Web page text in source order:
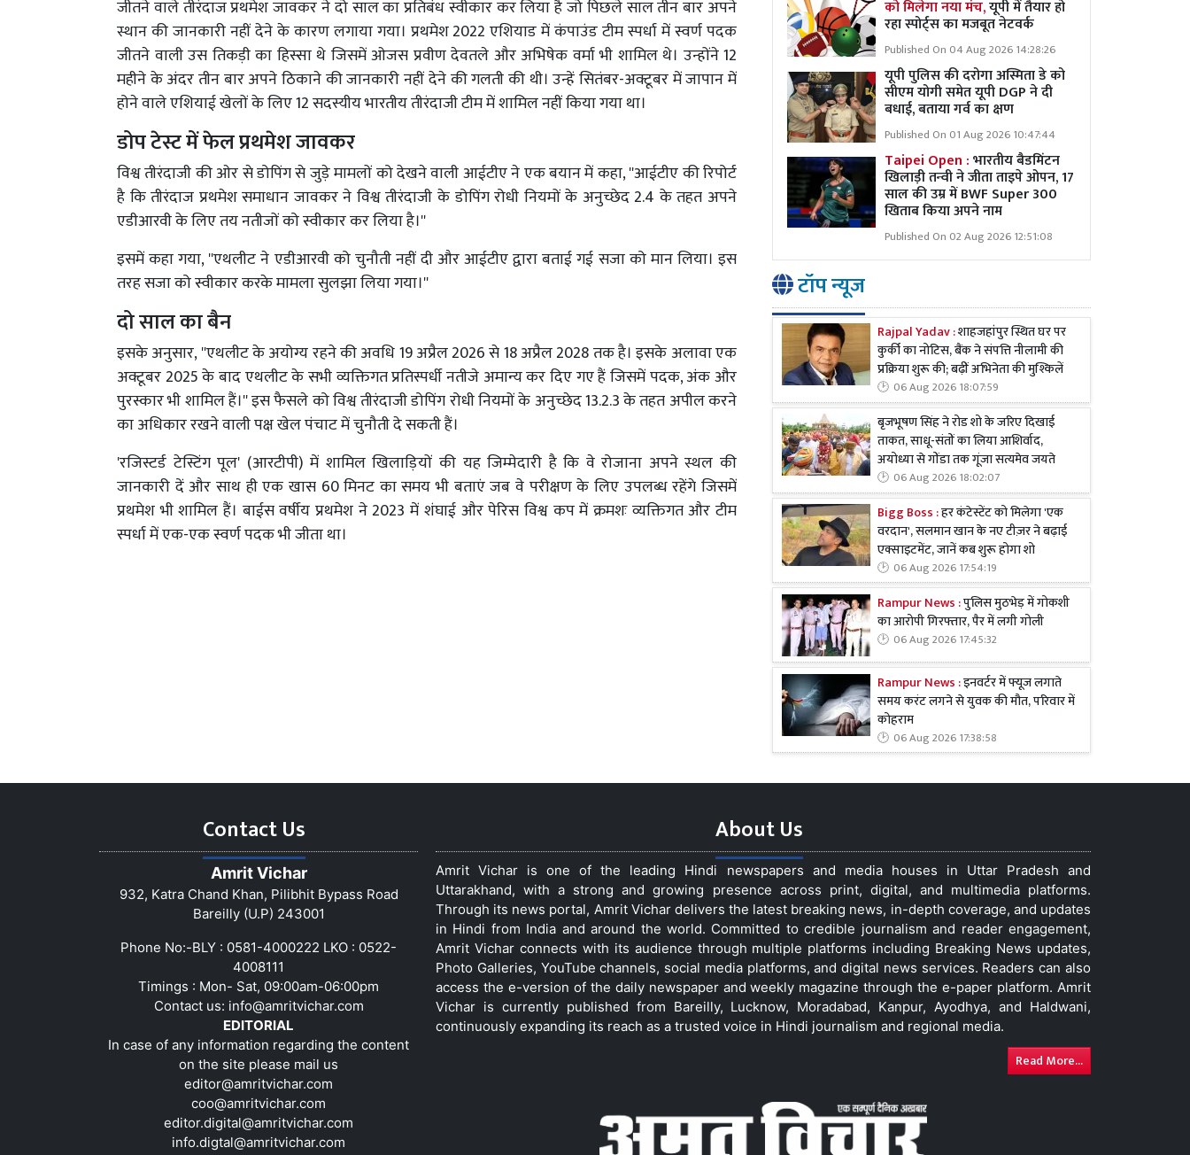
जीतने वाले तीरंदाज प्रथमेश जावकर ने दो साल का प्रतिबंध स्वीकार कर लिया है जो पिछले साल तीन बार अपने
स्थान की जानकारी नहीं देने के कारण लगाया गया। प्रथमेश 2022 एशियाड में कंपाउंड टीम स्पर्धा में स्वर्ण पदक
जीतने वाली उस तिकड़ी का हिस्सा थे जिसमें ओजस प्रवीण देवतले और अभिषेक वर्मा भी शामिल थे। उन्होंने 12
महीने के अंदर तीन बार अपने ठिकाने की जानकारी नहीं देने की गलती की थी। उन्हें सितंबर-अक्टूबर में जापान में
होने वाले एशियाई खेलों के लिए 12 सदस्यीय भारतीय तीरंदाजी टीम में शामिल नहीं किया गया था।
डोप टेस्ट में फेल प्रथमेश जावकर
विश्व तीरंदाजी की ओर से डोपिंग से जुड़े मामलों को देखने वाली आईटीए ने एक बयान में कहा, ''आईटीए की रिपोर्ट
है कि तीरंदाज प्रथमेश समाधान जावकर ने विश्व तीरंदाजी के डोपिंग रोधी नियमों के अनुच्छेद 2.4 के तहत अपने
एडीआरवी के लिए तय नतीजों को स्वीकार कर लिया है।''
इसमें कहा गया, ''एथलीट ने एडीआरवी को चुनौती नहीं दी और आईटीए द्वारा बताई गई सजा को मान लिया। इस
तरह सजा को स्वीकार करके मामला सुलझा लिया गया।''
दो साल का बैन
इसके अनुसार, ''एथलीट के अयोग्य रहने की अवधि 19 अप्रैल 2026 से 18 अप्रैल 2028 तक है। इसके अलावा एक
अक्टूबर 2025 के बाद एथलीट के सभी व्यक्तिगत प्रतिस्पर्धी नतीजे अमान्य कर दिए गए हैं जिसमें पदक, अंक और
पुरस्कार भी शामिल हैं।'' इस फैसले को विश्व तीरंदाजी डोपिंग रोधी नियमों के अनुच्छेद 13.2.3 के तहत अपील करने
का अधिकार रखने वाली पक्ष खेल पंचाट में चुनौती दे सकती हैं।
'रजिस्टर्ड टेस्टिंग पूल' (आरटीपी) में शामिल खिलाड़ियों की यह जिम्मेदारी है कि वे रोजाना अपने स्थल की
जानकारी दें और साथ ही एक खास 60 मिनट का समय भी बताएं जब वे परीक्षण के लिए उपलब्ध रहेंगे जिसमें
प्रथमेश भी शामिल हैं। बाईस वर्षीय प्रथमेश ने 2023 में शंघाई और पेरिस विश्व कप में क्रमशः व्यक्तिगत और टीम
स्पर्धा में एक-एक स्वर्ण पदक भी जीता था।
को मिलेगा नया मंच,यूपी में तैयार हो
रहा स्पोर्ट्स का मजबूत नेटवर्क
Published On 04 Aug 2026 14:28:26
यूपी पुलिस की दरोगा अस्मिता डे को
सीएम योगी समेत यूपी DGP ने दी
बधाई, बताया गर्व का क्षण
Published On 01 Aug 2026 10:47:44
Taipei Open :भारतीय बैडमिंटन
खिलाड़ी तन्वी ने जीता ताइपे ओपन, 17
साल की उम्र में BWF Super 300
खिताब किया अपने नाम
Published On 02 Aug 2026 12:51:08
टॉप न्यूज
Rajpal Yadav :शाहजहांपुर स्थित घर पर
कुर्की का नोटिस, बैंक ने संपत्ति नीलामी की
प्रक्रिया शुरू की; बढ़ीं अभिनेता की मुश्किलें
06 Aug 2026 18:07:59
बृजभूषण सिंह ने रोड शो के जरिए दिखाई
ताकत, साधू-संतों का लिया आशिर्वाद,
अयोध्या से गोंडा तक गूंजा सत्यमेव जयते
06 Aug 2026 18:02:07
Bigg Boss :हर कंटेस्टेंट को मिलेगा 'एक
वरदान', सलमान खान के नए टीज़र ने बढ़ाई
एक्साइटमेंट, जानें कब शुरू होगा शो
06 Aug 2026 17:54:19
Rampur News :पुलिस मुठभेड़ में गोकशी
का आरोपी गिरफ्तार, पैर में लगी गोली
06 Aug 2026 17:45:32
Rampur News :इनवर्टर में फ्यूज लगाते
समय करंट लगने से युवक की मौत, परिवार में
कोहराम
06 Aug 2026 17:38:58
Contact Us
Amrit Vichar
932, Katra Chand Khan, Pilibhit Bypass Road
Bareilly (U.P) 243001
Phone No:-BLY : 0581-4000222 LKO : 0522-
4008111
Timings : Mon- Sat, 09:00am-06:00pm
Contact us: info@amritvichar.com
EDITORIAL
In case of any information regarding the content
on the site please mail us
editor@amritvichar.com
coo@amritvichar.com
editor.digital@amritvichar.com
info.digtal@amritvichar.com
About Us
Amrit Vichar is one of the leading Hindi newspapers and media houses in Uttar Pradesh and
Uttarakhand, with a strong and growing presence across print, digital, and multimedia platforms.
Through its news portal, Amrit Vichar delivers the latest breaking news, in-depth coverage, and updates
in Hindi from India and around the world. Committed to credible journalism and reader engagement,
Amrit Vichar connects with its audience through multiple platforms including Breaking News updates,
Photo Galleries, YouTube channels, social media platforms, and digital news services. Readers can also
access the e-version of the daily newspaper and weekly magazine through the e-paper platform. Amrit
Vichar is currently published from Bareilly, Lucknow, Moradabad, Kanpur, Ayodhya, and Haldwani,
continuously expanding its reach as a trusted voice in Hindi journalism and regional media.
Read More...